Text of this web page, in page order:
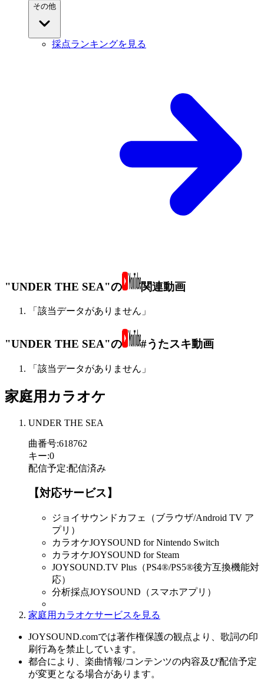
その他
採点ランキングを見る
"UNDER THE SEA"の 関連動画
「該当データがありません」
"UNDER THE SEA"の #うたスキ動画
「該当データがありません」
家庭用カラオケ
UNDER THE SEA
曲番号:618762
キー:0
配信予定:配信済み
【対応サービス】
ジョイサウンドカフェ（ブラウザ/Android TV ア
プリ）
カラオケJOYSOUND for Nintendo Switch
カラオケJOYSOUND for Steam
JOYSOUND.TV Plus（PS4®/PS5®後方互換機能対
応）
分析採点JOYSOUND（スマホアプリ）
家庭用カラオケサービスを見る
JOYSOUND.comでは著作権保護の観点より、歌詞の印
刷行為を禁止しています。
都合により、楽曲情報/コンテンツの内容及び配信予定
が変更となる場合があります。